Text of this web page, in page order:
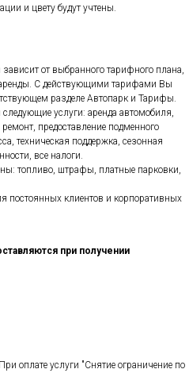
и цвету будут учтены.
от выбранного тарифного плана,
С действующими тарифами Вы
разделе Автопарк и Тарифы.
услуги: аренда автомобиля,
предоставление подменного
техническая поддержка, сезонная
все налоги.
топливо, штрафы, платные парковки,
постоянных клиентов и корпоративных
при получении
оплате услуги "Снятие ограничение по